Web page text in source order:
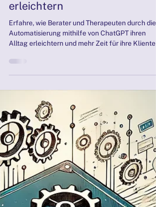
Automatisierung in Beratung
und Therapie: So kann
ChatGPT den Alltag
Alltag erleichtern und mehr Zeit für ihre Klienten